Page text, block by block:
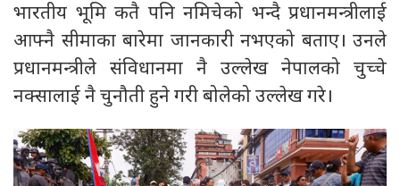
भारतीय भूमि कतै पनि नमिचेको भन्दै प्रधानमन्त्रीलाई
आफ्नै सीमाका बारेमा जानकारी नभएको बताए। उनले
प्रधानमन्त्रीले संविधानमा नै उल्लेख नेपालको चुच्चे
नक्सालाई नै चुनौती हुने गरी बोलेको उल्लेख गरे।